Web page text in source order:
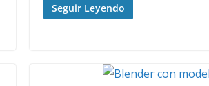
Seguir Leyendo